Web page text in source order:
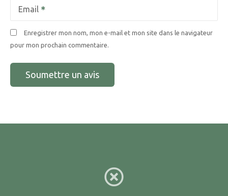
Email
Enregistrer mon nom, mon e-mail et mon site dans le navigateur
pour mon prochain commentaire.